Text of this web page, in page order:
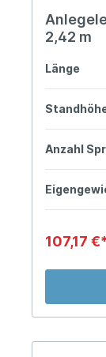
2,42 m
Länge
Anzahl
107,17